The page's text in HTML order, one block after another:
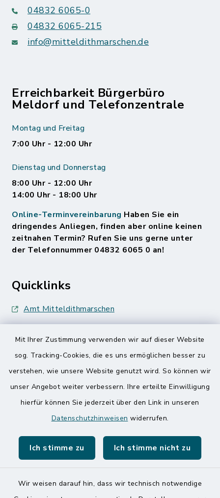
Mit Ihrer Zustimmung verwenden wir auf dieser Website
sog. Tracking-Cookies, die es uns ermöglichen besser zu
verstehen, wie unsere Website genutzt wird. So können wir
unser Angebot weiter verbessern. Ihre erteilte Einwilligung
hierfür können Sie jederzeit über den Link in unseren
Datenschutzhinweisen widerrufen.
Ich stimme zu Ich stimme nicht zu
Wir weisen darauf hin, dass wir technisch notwendige
04832 6065-0
04832 6065-215
info@mitteldithmarschen.de
Erreichbarkeit Bürgerbüro
Meldorf und Telefonzentrale
Montag und Freitag
7:00 Uhr - 12:00 Uhr
Dienstag und Donnerstag
8:00 Uhr - 12:00 Uhr
14:00 Uhr - 18:00 Uhr
Online-Terminvereinbarung Haben Sie ein
dringendes Anliegen, finden aber online keinen
zeitnahen Termin? Rufen Sie uns gerne unter
der Telefonnummer 04832 6065 0 an!
Quicklinks
Amt Mitteldithmarschen
Nationalpark Wattenmeer
Kontakt
Barrierefreiheit